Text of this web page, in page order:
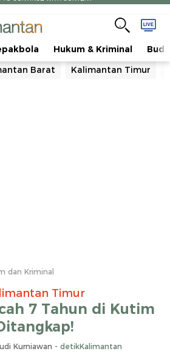
Hukum & Kriminal
Barat Kalimantan Timur
dan Kriminal
Timur
7 Tahun di Kutim
Kurniawan - detikKalimantan